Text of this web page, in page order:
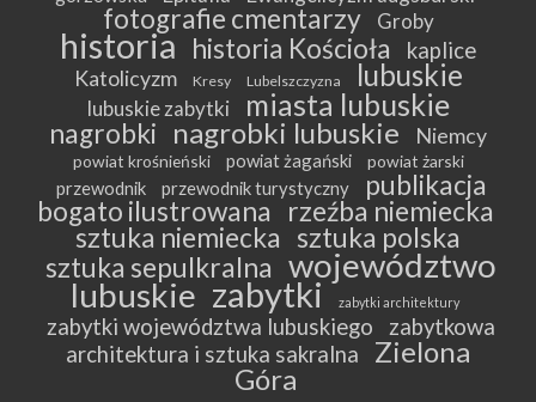
fotografie cmentarzy Groby
historia historia Kościoła kaplice
Katolicyzm Kresy Lubelszczyzna lubuskie
lubuskie zabytki miasta lubuskie
nagrobki nagrobki lubuskie Niemcy
powiat krośnieński powiat żagański powiat żarski
przewodnik przewodnik turystyczny
publikacja
bogato ilustrowana
rzeźba niemiecka
sztuka niemiecka sztuka polska
sztuka sepulkralna województwo
lubuskie zabytki zabytki architektury
zabytki województwa lubuskiego
zabytkowa
architektura i sztuka sakralna
Zielona
Góra